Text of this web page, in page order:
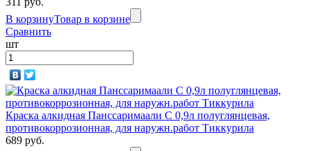
В корзинуТовар в корзине
Сравнить
шт
Краска алкидная Панссаримаали С 0,9л полуглянцевая,
противокоррозионная, для наружн.работ Тиккурила
689 руб.